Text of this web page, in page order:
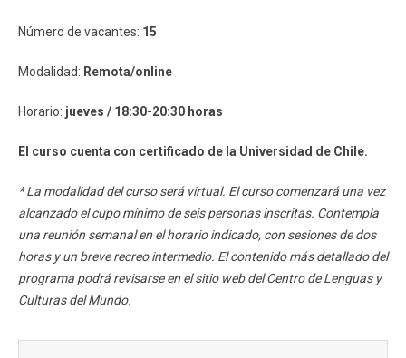
Número de vacantes: 15
Modalidad: Remota/online
Horario: jueves / 18:30-20:30 horas
El curso cuenta con certificado de la Universidad de Chile.
* La modalidad del curso será virtual. El curso comenzará una vez
alcanzado el cupo mínimo de seis personas inscritas. Contempla
una reunión semanal en el horario indicado, con sesiones de dos
horas y un breve recreo intermedio. El contenido más detallado del
programa podrá revisarse en el sitio web del Centro de Lenguas y
Culturas del Mundo.